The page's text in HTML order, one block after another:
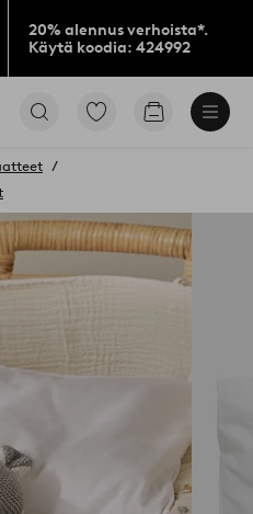
20% alennus verhoista*.
Käytä koodia: 424992
Siirry
Siirry